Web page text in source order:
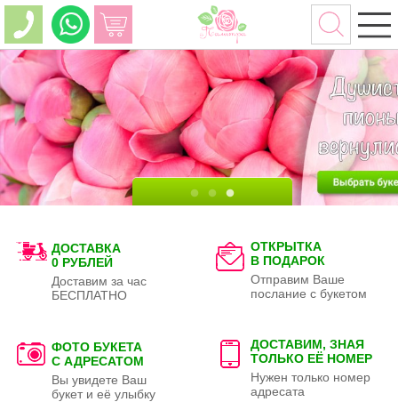
ДОСТАВКА
0 РУБЛЕЙ
Доставим за час
БЕСПЛАТНО
ОТКРЫТКА
В ПОДАРОК
Отправим Ваше
послание с букетом
ФОТО БУКЕТА
С АДРЕСАТОМ
Вы увидете Ваш
букет и её улыбку
ДОСТАВИМ, ЗНАЯ
ТОЛЬКО ЕЁ НОМЕР
Нужен только номер
адресата